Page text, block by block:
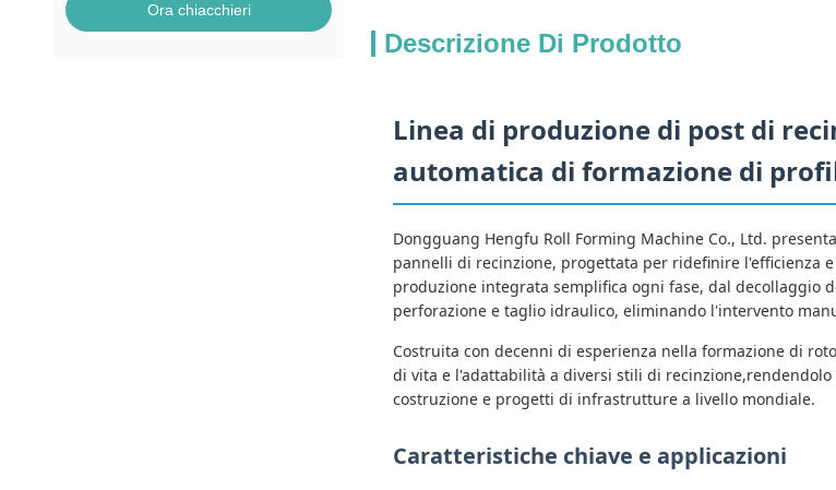
Ora chiacchieri
Descrizione Di Prodotto
Linea di produzione di post di
automatica di formazione di
Dongguang Hengfu Roll Forming Machine Co., Ltd.
pannelli di recinzione, progettata per ridefinire l'efficienza
produzione integrata semplifica ogni fase, dal decollaggio
perforazione e taglio idraulico, eliminando l'intervento
Costruita con decenni di esperienza nella formazione di
di vita e l'adattabilità a diversi stili di
costruzione e progetti di infrastrutture a livello mondiale.
Caratteristiche chiave e applicazioni